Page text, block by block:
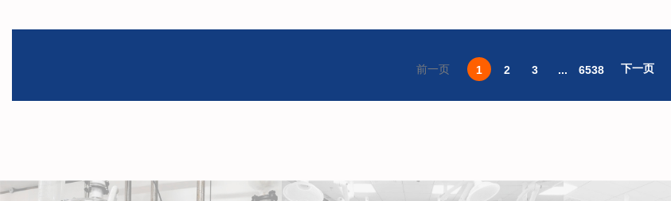
前一页 1 2 3 ... 6538 下一页